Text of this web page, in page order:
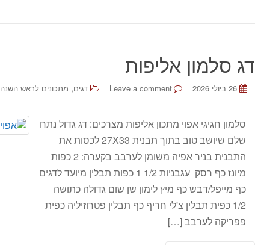
דג סלמון אליפות
26 ביולי 2026 Leave a comment דגים, מתכונים לראש השנה
סלמון חגיגי אפוי מתכון אליפות מצרכים: דג גדול נתח
שלם שיושב טוב בתוך תבנית 27X33 לכסות את
התבנית בניר אפיה משומן לערבב בקערה: 2 כפות
מיונז כף רסק עגבניות 1/2 1 כפות תבלין מיועד לדגים
כף מייפל/דבש כף מיץ לימון שן שום גדולה כתושה
1/2 כפית תבלין צ'לי חריף כף תבלין פטרוזיליה כפית
פפריקה לערבב […]